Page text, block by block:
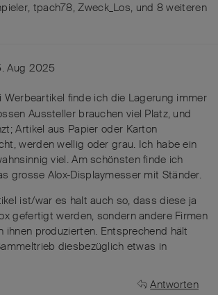
, tpach78,Zweck_Los, und 8 weiteren
Aug 2025
Werbeartikel finde ich die Lagerung immer
Aussteller brauchen viel Platz, und
Artikel aus Papier oder Karton
werden wellig oder grau. Ich habe ein
viel. Am schönsten finde ich
grosse Alox-Displaymesser mit Ständer.
ist/war es halt auch so, dass diese ja
gefertigt werden, sondern andere Firmen
ihnen produzierten. Entsprechend hält
diesbezüglich etwas in
Antworten